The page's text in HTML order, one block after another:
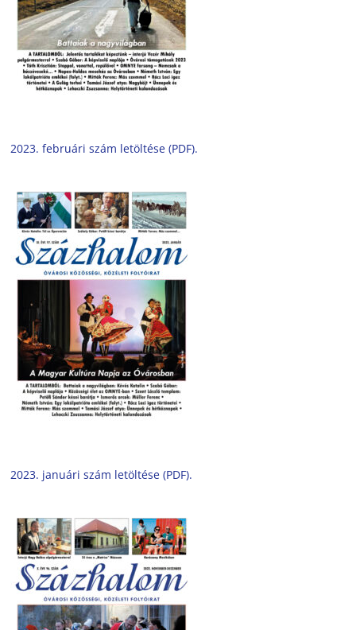
2023. februári szám letöltése (PDF).
2023. januári szám letöltése (PDF).